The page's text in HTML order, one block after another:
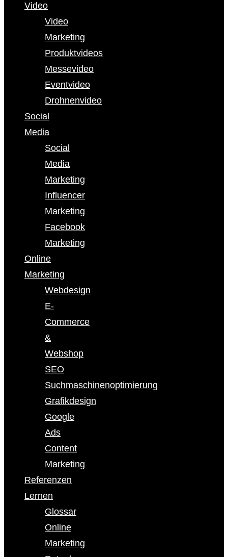
Video
Video
Marketing
Produktvideos
Messevideo
Eventvideo
Drohnenvideo
Social
Media
Social
Media
Marketing
Influencer
Marketing
Facebook
Marketing
Online
Marketing
Webdesign
E-
Commerce
&
Webshop
SEO
Suchmaschinenoptimierung
Grafikdesign
Google
Ads
Content
Marketing
Referenzen
Lernen
Glossar
Online
Marketing